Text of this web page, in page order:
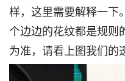
样，这里需要解释一下
个边边的花纹都是规则
为准，请看上图我们的